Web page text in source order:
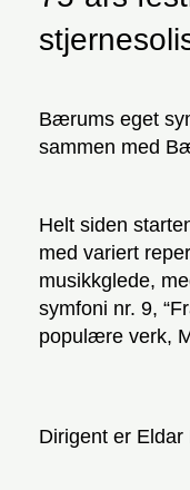
Bærums eget
sammen med
Helt siden
med variert
musikkglede,
symfoni nr. 9,
populære verk,
Dirigent er Eldar